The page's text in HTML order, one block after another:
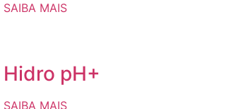
SAIBA MAIS
Hidro pH+
SAIBA MAIS